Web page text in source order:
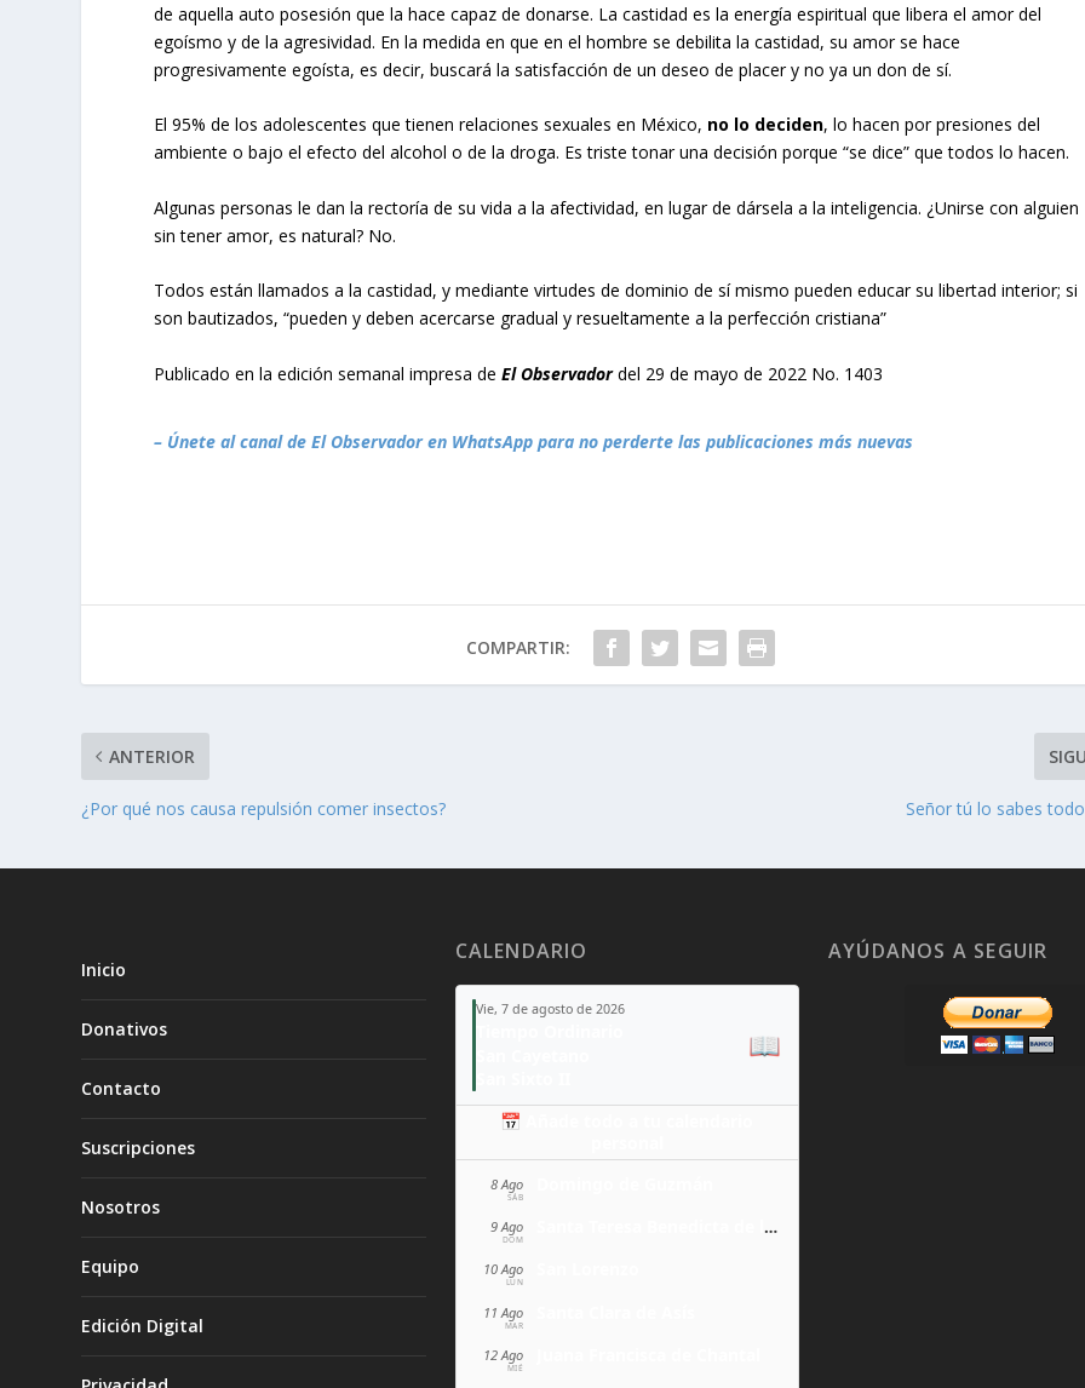
de aquella auto posesión que la hace capaz de donarse. La castidad es la energía espiritual que libera el amor del
egoísmo y de la agresividad. En la medida en que en el hombre se debilita la castidad, su amor se hace
progresivamente egoísta, es decir, buscará la satisfacción de un deseo de placer y no ya un don de sí.
El 95% de los adolescentes que tienen relaciones sexuales en México, no lo deciden, lo hacen por presiones del
ambiente o bajo el efecto del alcohol o de la droga. Es triste tonar una decisión porque “se dice” que todos lo hacen.
Algunas personas le dan la rectoría de su vida a la afectividad, en lugar de dársela a la inteligencia. ¿Unirse con alguien
sin tener amor, es natural? No.
Todos están llamados a la castidad, y mediante virtudes de dominio de sí mismo pueden educar su libertad interior; si
son bautizados, “pueden y deben acercarse gradual y resueltamente a la perfección cristiana”
Publicado en la edición semanal impresa deEl Observadordel 29 de mayo de 2022 No. 1403
– Únete al canal de El Observador en WhatsApp para no perderte las publicaciones más nuevas
COMPARTIR:
ANTERIOR
¿Por qué nos causa repulsión comer insectos? Señor tú lo sabes
Inicio
Donativos
Contacto
Suscripciones
Nosotros
Equipo
Edición Digital
CALENDARIO
Vie, 7 de agosto de 2026
📖
📅 Añade todo a tu calendario
8 Ago
SÁB
9 Ago
DOM
Santa Teresa Benedicta de la Cruz
10 Ago
LUN
11 Ago
MAR
12 Ago
MIÉ
AYÚDANOS A SEGUIR